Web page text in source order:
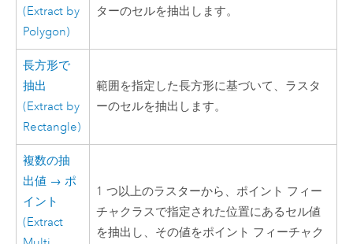
(Extract by
Polygon)
ターのセルを抽出します。
長方形で
抽出
(Extract by
Rectangle)
範囲を指定した長方形に基づいて、ラスタ
ーのセルを抽出します。
複数の抽
出値 → ポ
イント
(Extract
1 つ以上のラスターから、ポイント フィー
チャクラスで指定された位置にあるセル値
を抽出し、その値をポイント フィーチャク